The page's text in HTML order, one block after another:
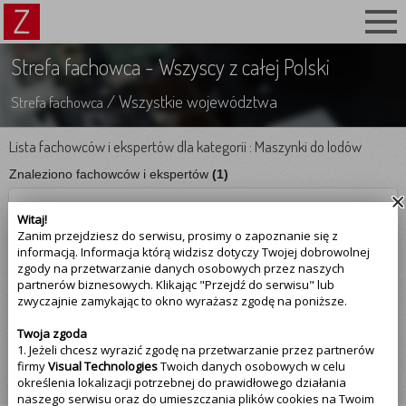
Witaj!
Zanim przejdziesz do serwisu, prosimy o zapoznanie się z
informacją. Informacja którą widzisz dotyczy Twojej dobrowolnej
zgody na przetwarzanie danych osobowych przez naszych
partnerów biznesowych. Klikając "Przejdź do serwisu" lub
zwyczajnie zamykając to okno wyrażasz zgodę na poniższe.
Twoja zgoda
1. Jeżeli chcesz wyrazić zgodę na przetwarzanie przez partnerów
firmyVisual TechnologiesTwoich danych osobowych w celu
określenia lokalizacji potrzebnej do prawidłowego działania
naszego serwisu oraz do umieszczania plików cookies na Twoim
Strefa fachowca - Wszyscy z całej Polski
Strefa fachowca / Wszystkie województwa
Lista fachowców i ekspertów dla kategorii : Maszynki do lodów
Znaleziono fachowców i ekspertów (1)
Elektryk
☆☆☆☆☆ (0.00) Opinii:0
668-353-446
Zobacz szczegóły